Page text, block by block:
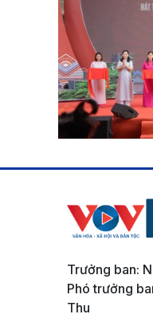
Trưởng ban:
Phó trưởng
Thu